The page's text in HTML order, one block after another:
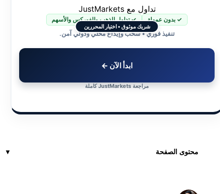
شريك موثوق • اختيار المحررين
تداول مع JustMarkets
✓ بدون عمولة ✓ تداول الذهب والفوركس والأسهم
تنفيذ فوري • سحب وإيداع محلي ودولي آمن.
ابدأ الآن ←
مراجعة JustMarkets كاملة
محتوى الصفحة